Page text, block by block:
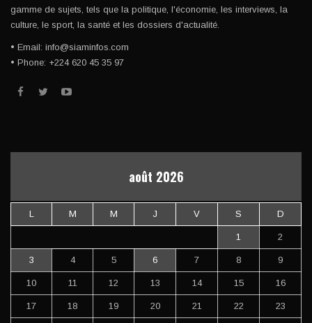
gamme de sujets, tels que la politique, l'économie, les interviews, la
culture, le sport, la santé et les dossiers d'actualité.
• Email: info@siaminfos.com
• Phone: +224 620 45 35 97
août 2026
L M M J V S D
1 2
3 4 5 6 7 8 9
10 11 12 13 14 15 16
17 18 19 20 21 22 23